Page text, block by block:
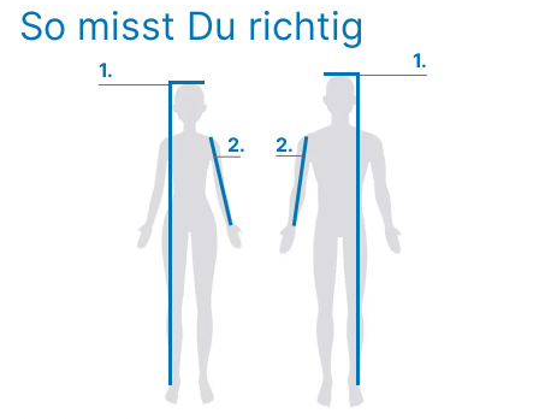
So misst Du richtig
1. 1.
2. 2.